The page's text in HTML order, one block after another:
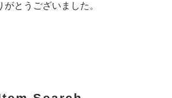
とうございました。